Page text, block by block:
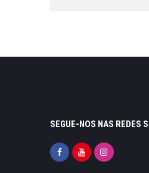
SEGUE-NOS NAS REDES